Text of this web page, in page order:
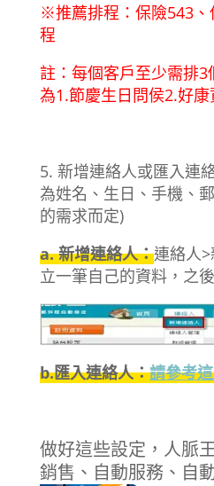
※推薦排程：保險543
程
註：每個客戶至少需排
為1.節慶生日問侯2.好
5. 新增連絡人或匯入連
為姓名、生日、手機、
的需求而定)
a. 新增連絡人：連絡人
立一筆自己的資料，之
b.匯入連絡人：請參考
做好這些設定，人脈
銷售、自動服務、自